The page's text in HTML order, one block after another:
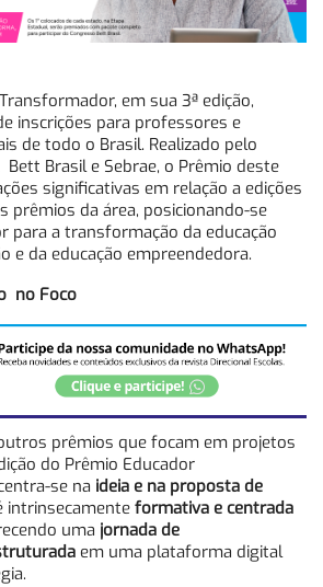
em sua 3ª edição,
inscrições para professores e
de todo o Brasil. Realizado pelo
Brasil e Sebrae, o Prêmio deste
significativas em relação a edições
prêmios da área, posicionando-se
para a transformação da educação
e da educação empreendedora.
no Foco
prêmios que focam em projetos
do Prêmio Educador
se na ideia e na proposta de
intrinsecamente formativa e centrada
uma jornada de
em uma plataforma digital